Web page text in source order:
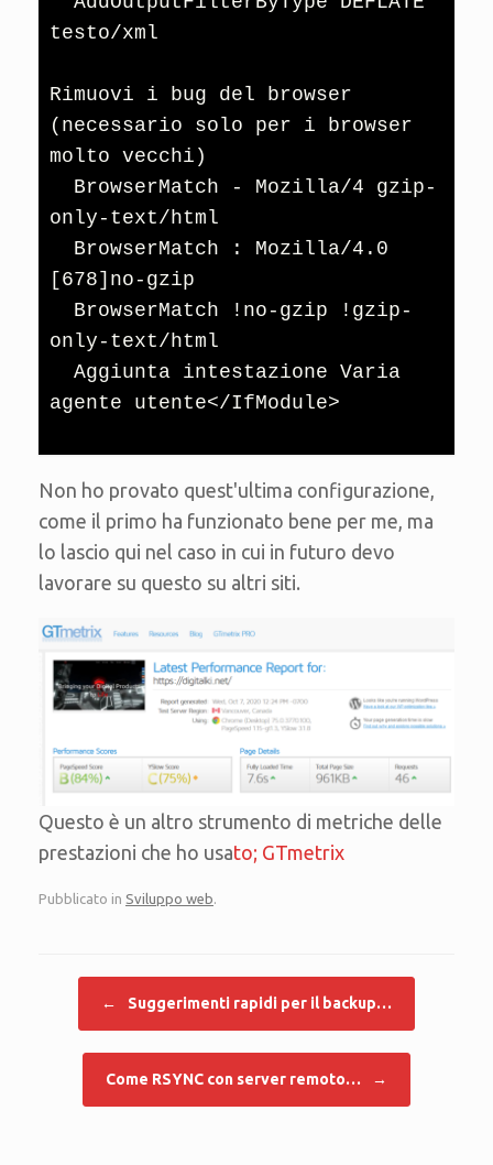
testo/xml
Rimuovi i bug del browser
(necessario solo per i browser
molto vecchi)
only-text/html
[678]no-gzip
only-text/html
agente utente</IfModule>
Non ho provato quest'ultima configurazione,
come il primo ha funzionato bene per me, ma
lo lascio qui nel caso in cui in futuro devo
lavorare su questo su altri siti.
Questo è un altro strumento di metriche delle
prestazioni che ho usato; GTmetrix
Pubblicato in Sviluppo web.
← Suggerimenti rapidi per il backup…
Come RSYNC con server remoto… →